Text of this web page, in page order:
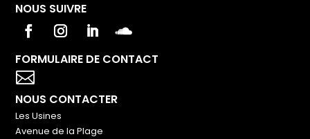
NOUS SUIVRE
FORMULAIRE DE CONTACT

NOUS CONTACTER
Les Usines
Avenue de la Plage